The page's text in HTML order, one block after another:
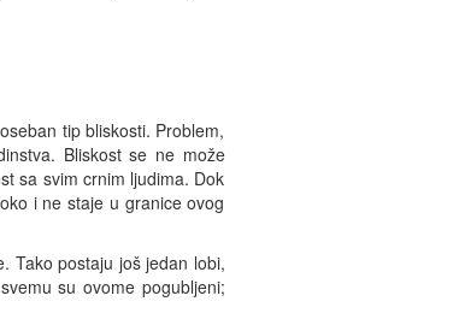
tip bliskosti. Problem,
Bliskost se ne može
sa svim crnim ljudima. Dok
i ne staje u granice ovog
Tako postaju još jedan lobi,
su ovome pogubljeni;